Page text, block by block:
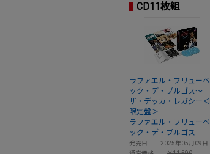
CD11枚組
ラファエル・フリューベ
ック・デ・ブルゴス～
ザ・デッカ・レガシー＜
限定盤＞
ラファエル・フリューベ
ック・デ・ブルゴス
発売日
2025年05月09日